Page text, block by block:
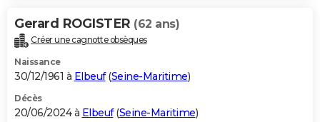
Gerard ROGISTER (62 ans)
Créer une cagnotte obsèques
Naissance
30/12/1961 à Elbeuf(Seine-Maritime)
Décès
20/06/2024 à Elbeuf(Seine-Maritime)